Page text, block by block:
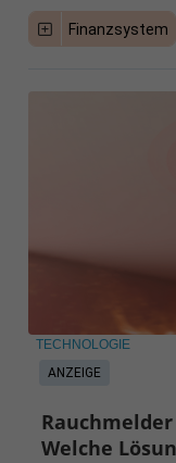
Finanzsystem
ANZEIGE
TECHNOLOGIE
Welche